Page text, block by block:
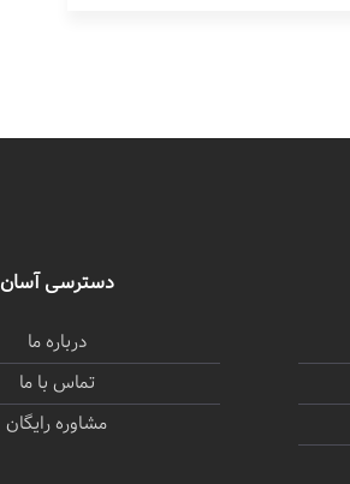
دسترسی آسان
درباره ما
تماس با ما
مشاوره رایگان